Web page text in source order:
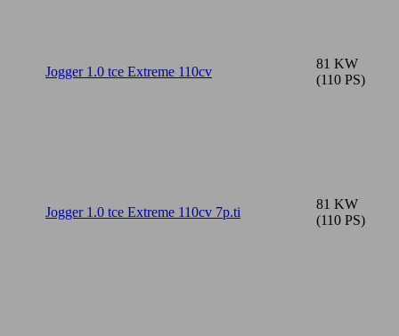
Jogger 1.0 tce Extreme 110cv
81 KW
(110 PS)
Jogger 1.0 tce Extreme 110cv 7p.ti
81 KW
(110 PS)